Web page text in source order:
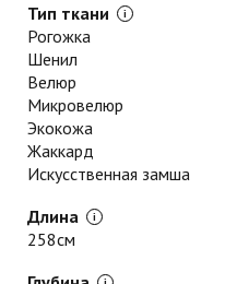
Тип ткани
Рогожка
Шенил
Велюр
Микровелюр
Экокожа
Жаккард
Искусственная замша
Длина
258см